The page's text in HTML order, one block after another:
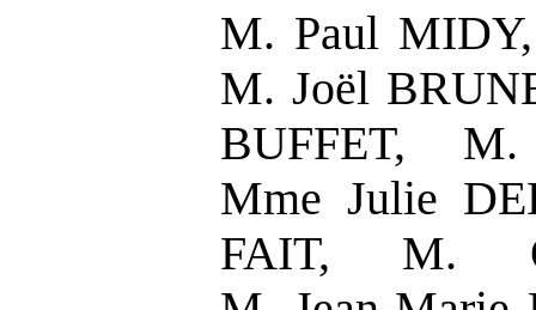
M. Paul
M. Joël
BUFFET,
Mme Julie
FAIT, M.